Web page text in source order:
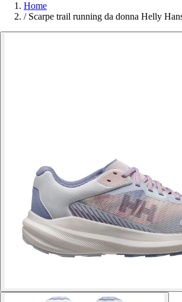
Home
/ Scarpe trail running da donna Helly